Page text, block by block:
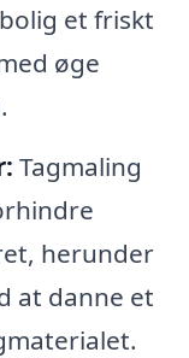
et friskt
øge
Tagmaling
herunder
at danne et